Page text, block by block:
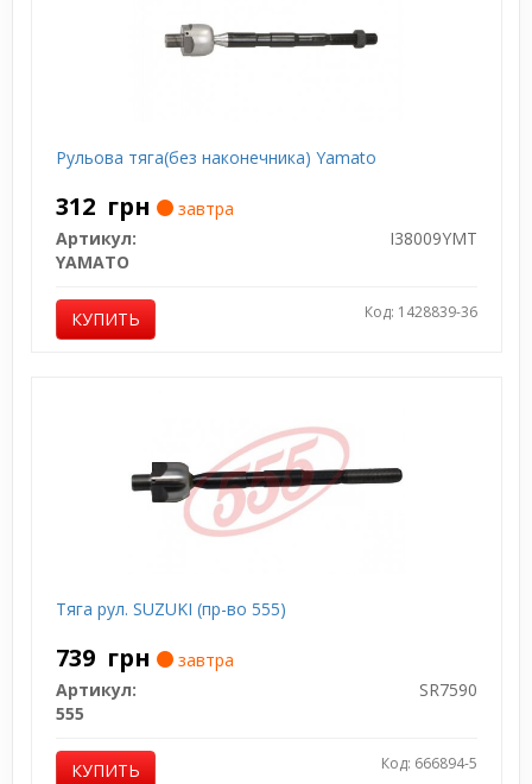
Рульова тяга(без наконечника) Yamato
312 грн
завтра
Артикул:
I38009YMT
YAMATO
КУПИТЬ Код: 1428839-36
Тяга рул. SUZUKI (пр-во 555)
739 грн
завтра
Артикул:
SR7590
555
КУПИТЬ Код: 666894-5